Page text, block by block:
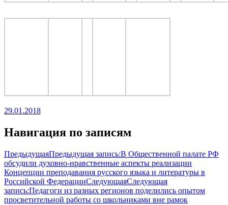
29.01.2018
Навигация по записям
ПредыдущаяПредыдущая запись:В Общественной палате РФ
обсудили духовно-нравственные аспекты реализации
Концепции преподавания русского языка и литературы в
Российской ФедерацииСледующаяСледующая
запись:Педагоги из разных регионов поделились опытом
просветительной работы со школьниками вне рамок